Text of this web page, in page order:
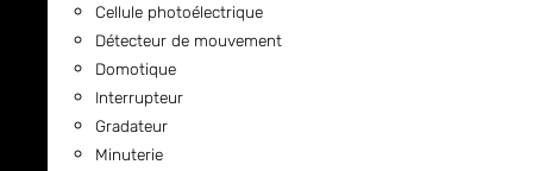
Cellule photoélectrique
Détecteur de mouvement
Domotique
Interrupteur
Gradateur
Minuterie